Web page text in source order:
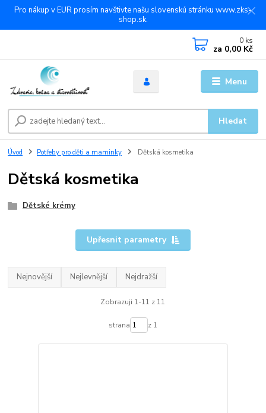
Pro nákup v EUR prosím navštivte našu slovenskú stránku www.zks-
shop.sk.
Menu
Hledat
0 ks
za 0,00 Kč
Úvod Potřeby pro děti a maminky Dětská kosmetika
Dětská kosmetika
Dětské krémy
Upřesnit parametry
Nejnovější Nejlevnější Nejdražší
Zobrazuji 1-11 z 11
strana z 1